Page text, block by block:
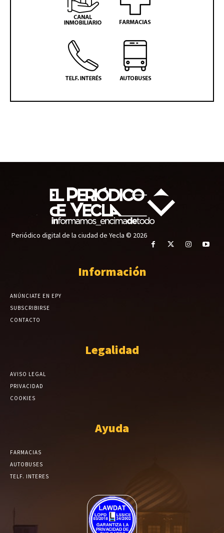
Periódico digital de la ciudad de Yecla © 2026
Información
ANÚNCIATE EN EPY
SUBSCRIBIRSE
CONTACTO
Legalidad
AVISO LEGAL
PRIVACIDAD
COOKIES
Ayuda
FARMACIAS
AUTOBUSES
TELF. INTERES